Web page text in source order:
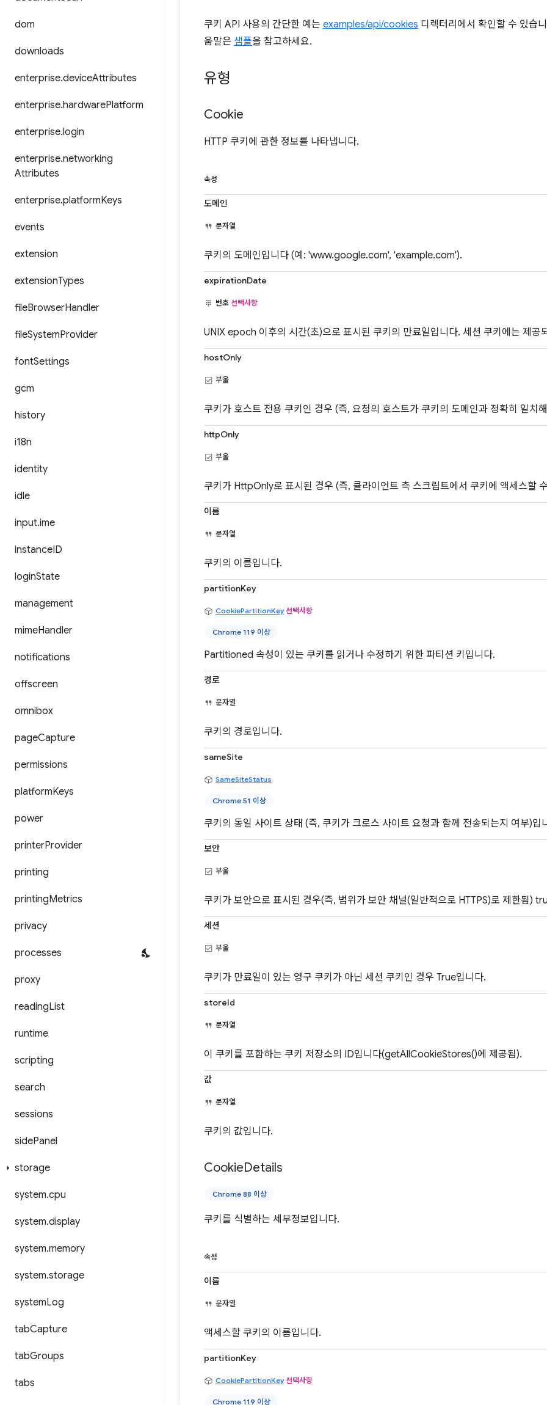
dom
downloads
enterprise.deviceAttributes
enterprise.hardwarePlatform
enterprise.login
enterprise.networking
Attributes
enterprise.platformKeys
events
extension
extensionTypes
fileBrowserHandler
fileSystemProvider
fontSettings
gcm
history
i18n
identity
idle
input.ime
instanceID
loginState
management
mimeHandler
notifications
offscreen
omnibox
pageCapture
permissions
platformKeys
power
printerProvider
printing
printingMetrics
privacy
processes
proxy
readingList
runtime
scripting
search
sessions
sidePanel
storage
system.cpu
system.display
system.memory
system.storage
systemLog
tabCapture
tabGroups
tabs
쿠키 API 사용의 간단한 예는 examples/api/cookies 디렉터리에서 확인할 수 있습
움말은 샘플을 참고하세요.
유형
Cookie
HTTP 쿠키에 관한 정보를 나타냅니다.
속성
도메인
문자열
쿠키의 도메인입니다 (예: 'www.google.com', 'example.com').
expirationDate
번호 선택사항
UNIX epoch 이후의 시간(초)으로 표시된 쿠키의 만료일입니다. 세션 쿠키에는 제공
hostOnly
부울
쿠키가 호스트 전용 쿠키인 경우 (즉, 요청의 호스트가 쿠키의 도메인과 정확히 일치
httpOnly
부울
쿠키가 HttpOnly로 표시된 경우 (즉, 클라이언트 측 스크립트에서 쿠키에 액세스할
이름
문자열
쿠키의 이름입니다.
partitionKey
CookiePartitionKey 선택사항
Chrome 119 이상
Partitioned 속성이 있는 쿠키를 읽거나 수정하기 위한 파티션 키입니다.
경로
문자열
쿠키의 경로입니다.
sameSite
SameSiteStatus
Chrome 51 이상
쿠키의 동일 사이트 상태 (즉, 쿠키가 크로스 사이트 요청과 함께 전송되는지 여부)입
보안
부울
쿠키가 보안으로 표시된 경우(즉, 범위가 보안 채널(일반적으로 HTTPS)로 제한됨)
세션
부울
쿠키가 만료일이 있는 영구 쿠키가 아닌 세션 쿠키인 경우 True입니다.
storeId
문자열
이 쿠키를 포함하는 쿠키 저장소의 ID입니다(getAllCookieStores()에 제공됨).
값
문자열
쿠키의 값입니다.
CookieDetails
Chrome 88 이상
쿠키를 식별하는 세부정보입니다.
속성
이름
문자열
액세스할 쿠키의 이름입니다.
partitionKey
CookiePartitionKey 선택사항
Chrome 119 이상